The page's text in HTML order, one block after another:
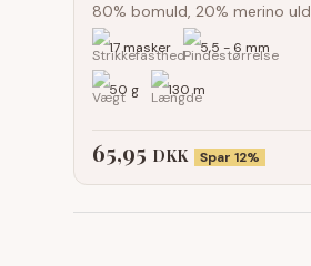
80% bomuld, 20% merino uld
17 masker 5,5 - 6 mm
50 g 130 m
65,95 DKK Spar 12%